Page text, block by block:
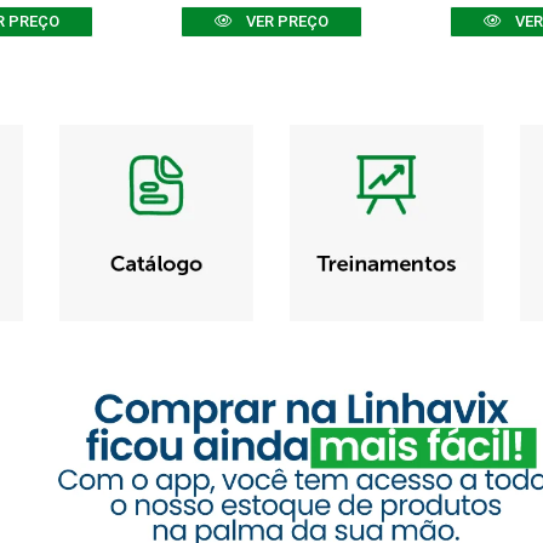
PREÇO VER PREÇO